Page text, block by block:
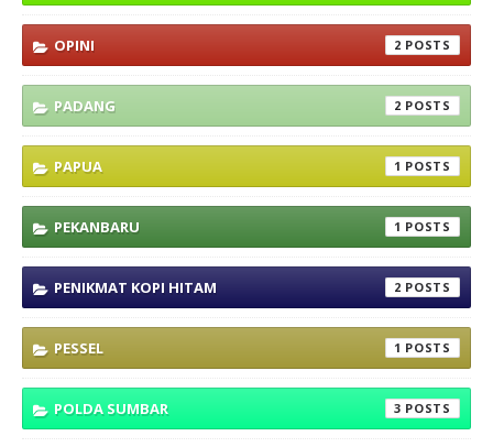
OPINI 2
PADANG 2
PAPUA 1
PEKANBARU 1
PENIKMAT KOPI HITAM 2
PESSEL 1
POLDA SUMBAR 3